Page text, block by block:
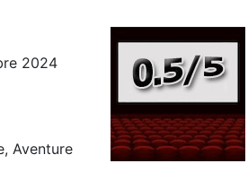
2024
Aventure